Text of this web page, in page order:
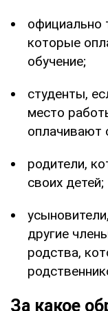
официально
которые
обучение;
студенты,
место
оплачивают
родители,
своих детей;
другие
родства,
За какое